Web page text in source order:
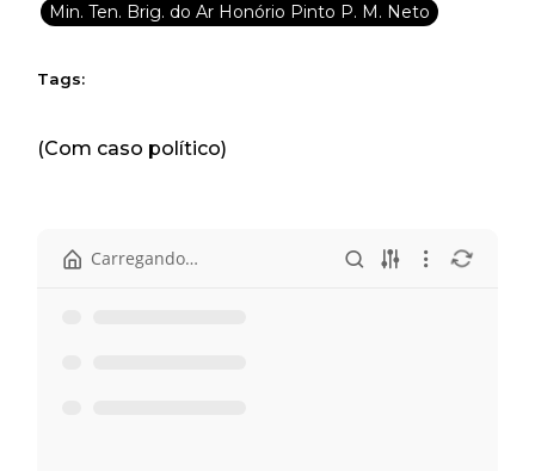
Min. Ten. Brig. do Ar Honório Pinto P. M. Neto
Tags:
(Com caso político)
Carregando…